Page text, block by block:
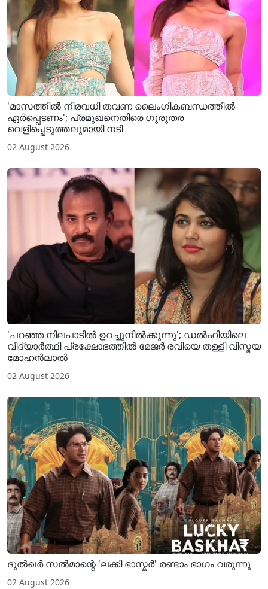
'മാസത്തിൽ നിരവധി തവണ ലൈം​ഗികബന്ധത്തിൽ
ഏർപ്പെടണം'; പ്രമുഖനെതിരെ ​ഗുരുതര
വെളിപ്പെടുത്തലുമായി നടി
02 August 2026
'പറഞ്ഞ നിലപാടിൽ ഉറച്ചുനിൽക്കുന്നു'; ഡൽഹിയിലെ
വിദ്യാർത്ഥി പ്രക്ഷോഭത്തിൽ മേജർ രവിയെ തള്ളി വിസ്മയ
മോഹൻലാൽ
02 August 2026
ദുൽഖർ സൽമാന്റെ 'ലക്കി ഭാസ്കർ' രണ്ടാം ഭാഗം വരുന്നു
02 August 2026